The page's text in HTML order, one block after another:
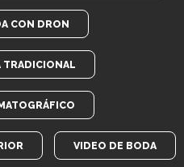
CON DRON
TRADICIONAL
VIDEO DE BODA